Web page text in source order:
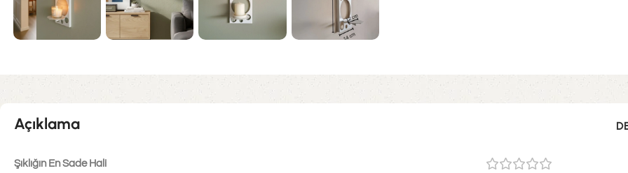
Açıklama
Şıklığın En Sade Hali